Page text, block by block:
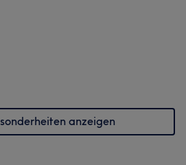
anzeigen